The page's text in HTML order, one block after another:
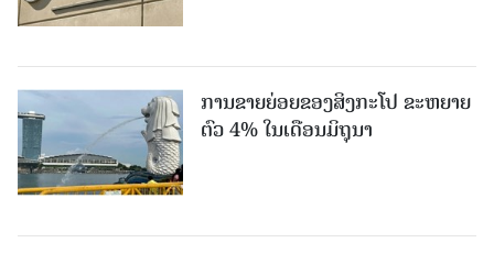
ການຂາຍຍ່ອຍຂອງສິງກະໂປ ຂະຫຍາຍ
ຕົວ 4% ໃນເດືອນມິຖຸນາ